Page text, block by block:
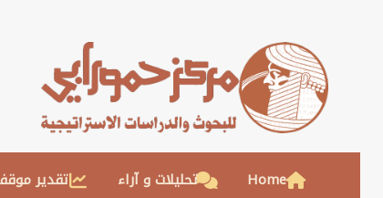
Home تحليلات و آراء تقدير